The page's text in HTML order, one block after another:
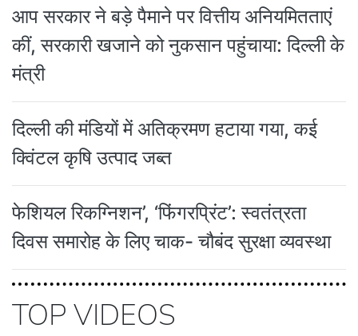
आप सरकार ने बड़े पैमाने पर वित्तीय अनियमितताएं
कीं, सरकारी खजाने को नुकसान पहुंचाया: दिल्ली के
मंत्री
दिल्ली की मंडियों में अतिक्रमण हटाया गया, कई
क्विंटल कृषि उत्पाद जब्त
फेशियल रिकग्निशन’, ‘फिंगरप्रिंट’: स्वतंत्रता
दिवस समारोह के लिए चाक- चौबंद सुरक्षा व्यवस्था
TOP VIDEOS